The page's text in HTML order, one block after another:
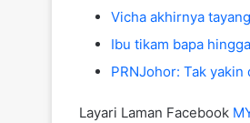
Vicha akhirnya
Ibu tikam bapa
PRNJohor: Tak
Layari Laman Facebook